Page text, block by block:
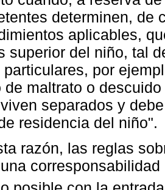
determinen, de
aplicables,
superior del niño, tal
particulares, por
de maltrato o
separados y
residencia del niño".
razón, las reglas